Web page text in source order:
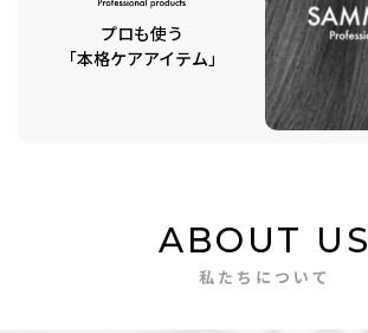
プロも使う
「本格ケアアイテム」
ABOUT US
私たちについて